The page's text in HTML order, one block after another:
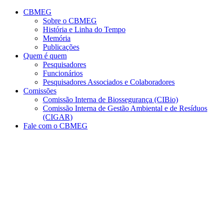
Conteúdo principal
CBMEG
Sobre o CBMEG
História e Linha do Tempo
Memória
Publicações
Quem é quem
Pesquisadores
Funcionários
Pesquisadores Associados e Colaboradores
Comissões
Comissão Interna de Biossegurança (CIBio)
Comissão Interna de Gestão Ambiental e de Resíduos
(CIGAR)
Fale com o CBMEG